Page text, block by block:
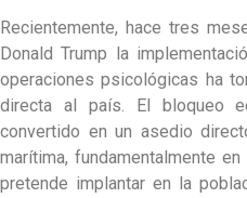
Recientemente, hace tres
Donald Trump la
operaciones psicológicas ha
directa al país. El bloqueo
convertido en un asedio
marítima, fundamentalmente
pretende implantar en la